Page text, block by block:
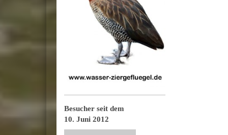
Besucher seit dem
10. Juni 2012